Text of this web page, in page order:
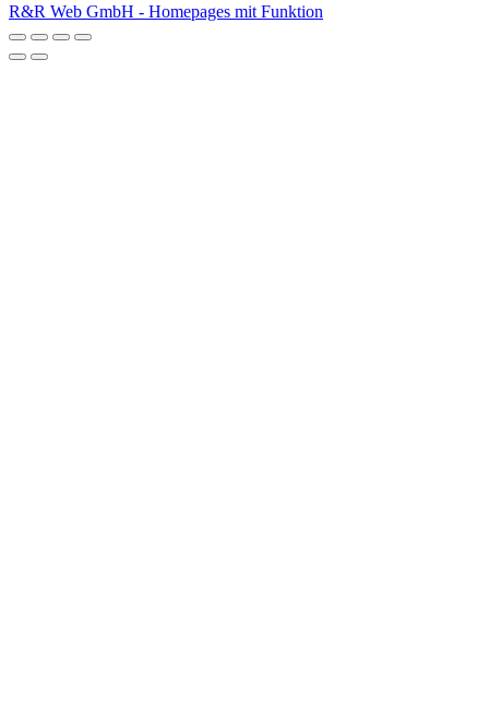
R&R Web GmbH - Homepages mit Funktion